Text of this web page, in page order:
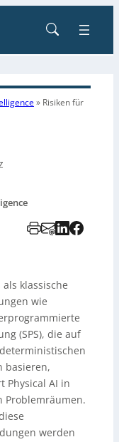
» Risiken für
als klassische
wie
(SPS), die auf
basieren,
Physical AI in
Problemräumen.
werden